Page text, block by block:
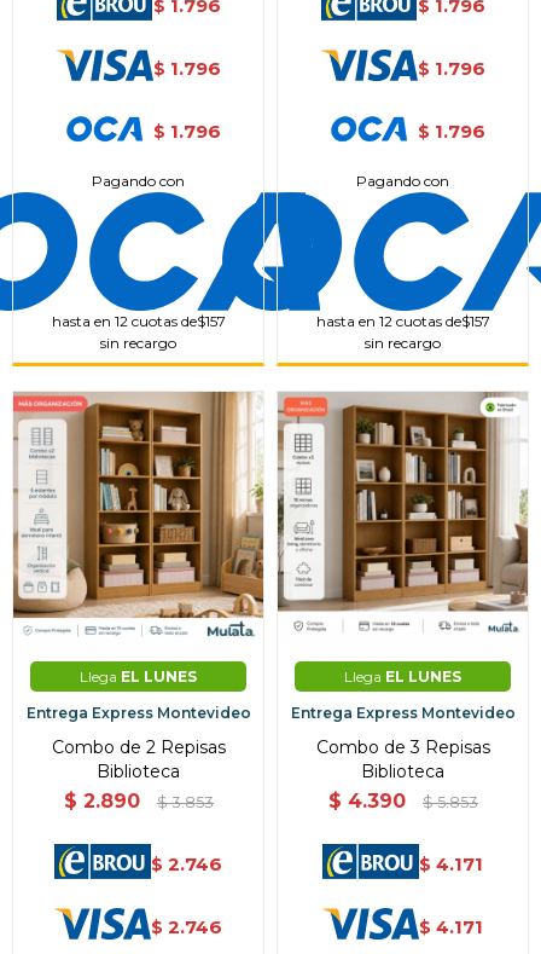
$ 1.796
$ 1.796
$ 1.796
Pagando con
hasta en 12 cuotas de$157
sin recargo
$ 1.796
$ 1.796
$ 1.796
Pagando con
hasta en 12 cuotas de$157
sin recargo
Llega EL LUNES
Entrega Express Montevideo
Combo de 2 Repisas
Biblioteca
$ 2.890 $ 3.853
$ 2.746
$ 2.746
Llega EL LUNES
Entrega Express Montevideo
Combo de 3 Repisas
Biblioteca
$ 4.390 $ 5.853
$ 4.171
$ 4.171